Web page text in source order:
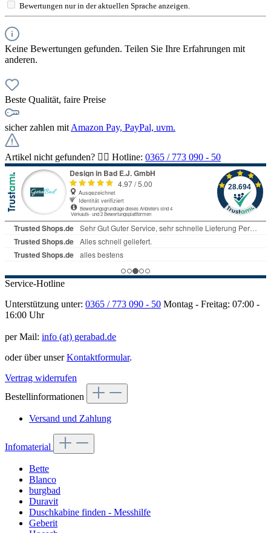
Bewertungen nur in der aktuellen Sprache anzeigen.
Keine Bewertungen gefunden. Teilen Sie Ihre Erfahrungen mit
anderen.
Beste Qualität, faire Preise
sicher zahlen mit Amazon Pay, PayPal, uvm.
Artikel nicht gefunden? 👉🏻 Hotline: 0365 / 773 090 - 50
Service-Hotline
Unterstützung unter: 0365 / 773 090 - 50 Montag - Freitag: 07:00 -
16:00 Uhr
per Mail: info (at) gerabad.de
oder über unserKontaktformular.
Vertrag widerrufen
Bestellinformationen
Versand und Zahlung
Infomaterial
Bette
Blanco
burgbad
Duravit
Duschkabine finden - Messhilfe
Geberit